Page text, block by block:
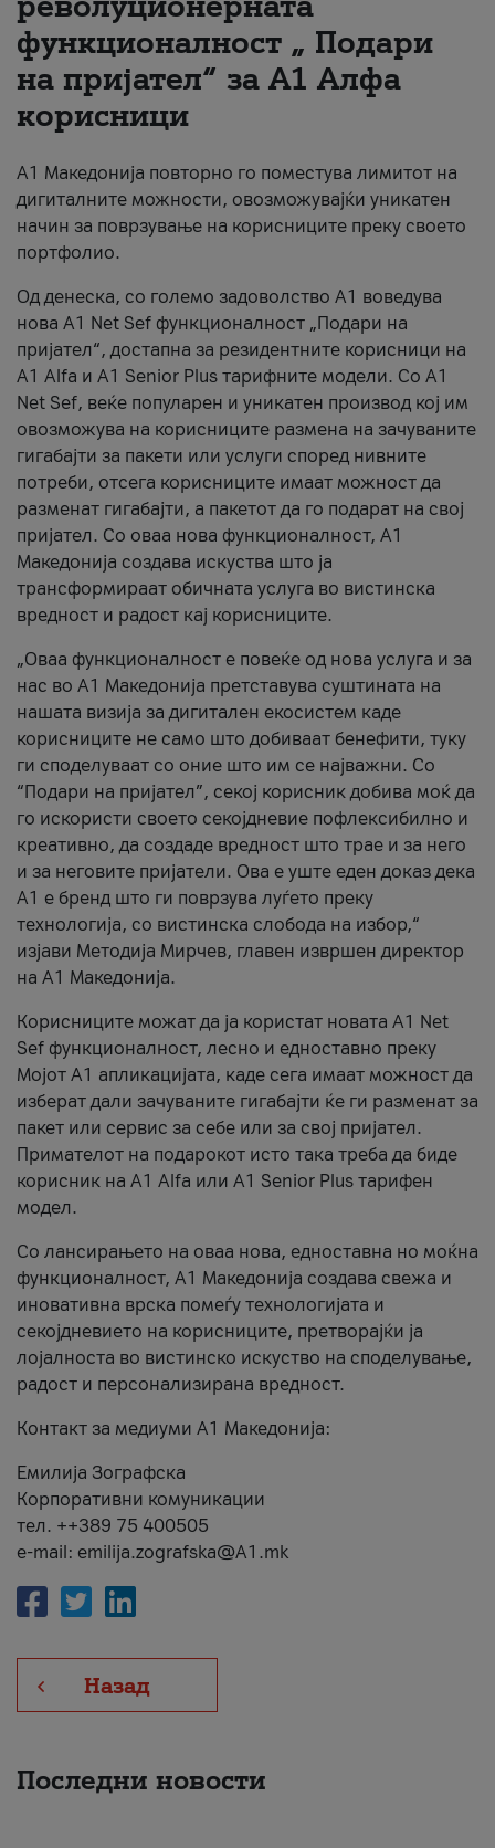
За нас
#ПодобарОнлајн
функционалност „ Подари
на пријател“ за А1 Алфа
корисници
А1 Македонија повторно го поместува лимитот на
дигиталните можности, овозможувајќи уникатен
начин за поврзување на корисниците преку своето
портфолио.
Од денеска, со големо задоволство А1 воведува
нова A1 Net Sef функционалност „Подари на
пријател“, достапна за резидентните корисници на
А1 Alfa и A1 Senior Plus тарифните модели. Со A1
Net Sef, веќе популарен и уникатен производ кој им
овозможува на корисниците размена на зачуваните
гигабајти за пакети или услуги според нивните
потреби, отсега корисниците имаат можност да
разменат гигабајти, а пакетот да го подарат на свој
пријател. Со оваа нова функционалност, А1
Македонија создава искуства што ја
трансформираат обичната услуга во вистинска
вредност и радост кај корисниците.
„Оваа функционалност е повеќе од нова услуга и за
нас во А1 Македонија претставува суштината на
нашата визија за дигитален екосистем каде
корисниците не само што добиваат бенефити, туку
ги споделуваат со оние што им се најважни. Со
“Подари на пријател”, секој корисник добива моќ да
го искористи своето секојдневие пофлексибилно и
креативно, да создаде вредност што трае и за него
и за неговите пријатели. Ова е уште еден доказ дека
А1 е бренд што ги поврзува луѓето преку
технологија, со вистинска слобода на избор,“
изјави Методија Мирчев, главен извршен директор
на А1 Македонија.
Корисниците можат да ја користат новата А1 Net
Sef функционалност, лесно и едноставно преку
Мојот А1 апликацијата, каде сега имаат можност да
изберат дали зачуваните гигабајти ќе ги разменат за
пакет или сервис за себе или за свој пријател.
Примателот на подарокот исто така треба да биде
корисник на А1 Alfa или A1 Senior Plus тарифен
модел.
Со лансирањето на оваа нова, едноставна но моќна
функционалност, А1 Македонија создава свежа и
иновативна врска помеѓу технологијата и
секојдневието на корисниците, претворајќи ја
лојалноста во вистинско искуство на споделување,
радост и персонализирана вредност.
Контакт за медиуми А1 Македонија:
Емилија Зографска
Корпоративни комуникации
тел. ++389 75 400505
e-mail: emilija.zografska@A1.mk
Назад
Последни новости